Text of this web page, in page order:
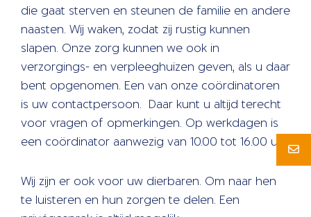
die gaat sterven en steunen de familie en andere
naasten. Wij waken, zodat zij rustig kunnen
slapen. Onze zorg kunnen we ook in
verzorgings- en verpleeghuizen geven, als u daar
bent opgenomen. Een van onze coördinatoren
is uw contactpersoon. Daar kunt u altijd terecht
voor vragen of opmerkingen. Op werkdagen is
een coördinator aanwezig van 10.00 tot 16.00 uur.
Wij zijn er ook voor uw dierbaren. Om naar hen
te luisteren en hun zorgen te delen. Een